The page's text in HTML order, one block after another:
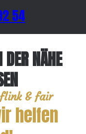
54
NÄHE
& fair
helfen